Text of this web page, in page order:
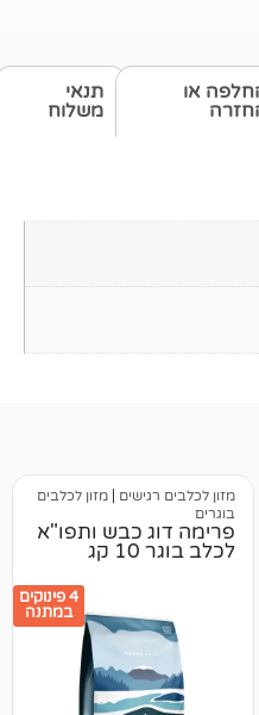
תנאי
משלוח
מזון לכלבים
ותפו"א